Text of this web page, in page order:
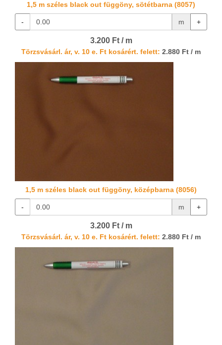
1,5 m széles black out függöny, sötétbarna (8057)
- m +
3.200 Ft / m
Törzsvásárl. ár, v. 10 e. Ft kosárért. felett: 2.880 Ft / m
1,5 m széles black out függöny, középbarna (8056)
- m +
3.200 Ft / m
Törzsvásárl. ár, v. 10 e. Ft kosárért. felett: 2.880 Ft / m